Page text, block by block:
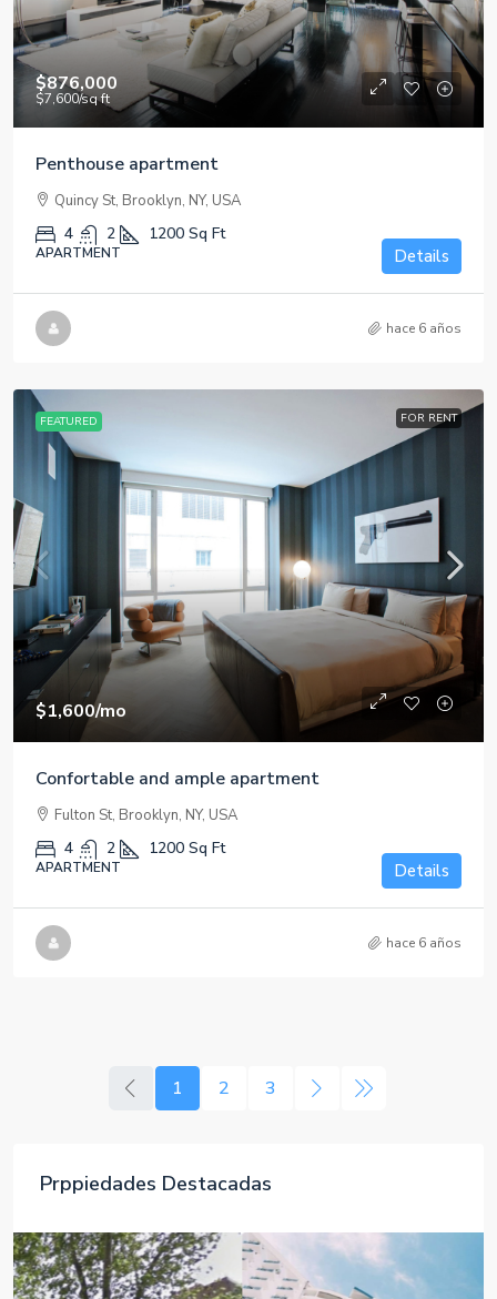
$876,000
$7,600/sq ft
Penthouse apartment
Quincy St, Brooklyn, NY, USA
4 2 1200 Sq Ft
APARTMENT Details
hace 6 años
FEATURED FOR RENT
$1,600/mo
Confortable and ample apartment
Fulton St, Brooklyn, NY, USA
4 2 1200 Sq Ft
APARTMENT Details
hace 6 años
1 2 3
Prppiedades Destacadas